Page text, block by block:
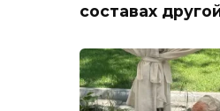
составах